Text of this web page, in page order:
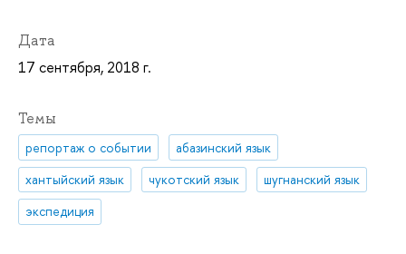
Дата
17 сентября, 2018 г.
Темы
репортаж о событии
абазинский язык
хантыйский язык
чукотский язык
шугнанский язык
экспедиция